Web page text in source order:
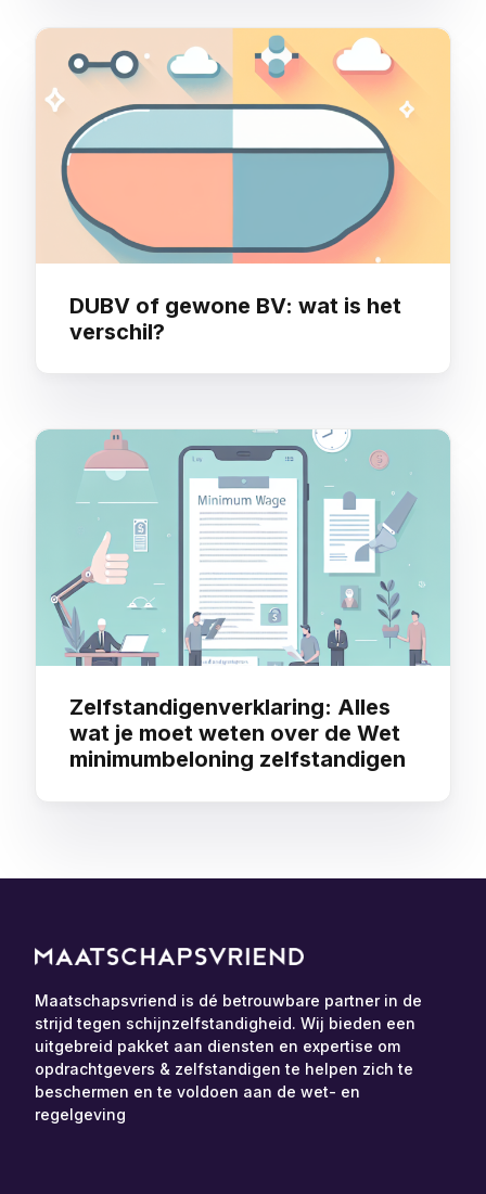
DUBV of gewone BV: wat is het
verschil?
Zelfstandigenverklaring: Alles
wat je moet weten over de Wet
minimumbeloning zelfstandigen
Maatschapsvriend is dé betrouwbare partner in de
strijd tegen schijnzelfstandigheid. Wij bieden een
uitgebreid pakket aan diensten en expertise om
opdrachtgevers & zelfstandigen te helpen zich te
beschermen en te voldoen aan de wet- en
regelgeving